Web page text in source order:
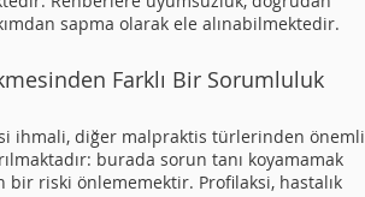
sapma olarak ele alınabilmektedir.
Farklı Bir Sorumluluk
ihmali, diğer malpraktis türlerinden önemli
burada sorun tanı koyamamak
bir riski önlememektir. Profilaksi, hastalık